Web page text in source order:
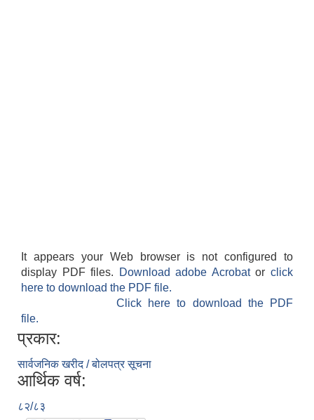
It appears your Web browser is not configured to
display PDF files.
Download adobe Acrobatorclick
here to download the PDF file.
Click here to download the PDF
file.
प्रकार:
सार्वजनिक खरीद / बोलपत्र सूचना
आर्थिक वर्ष:
८२/८३